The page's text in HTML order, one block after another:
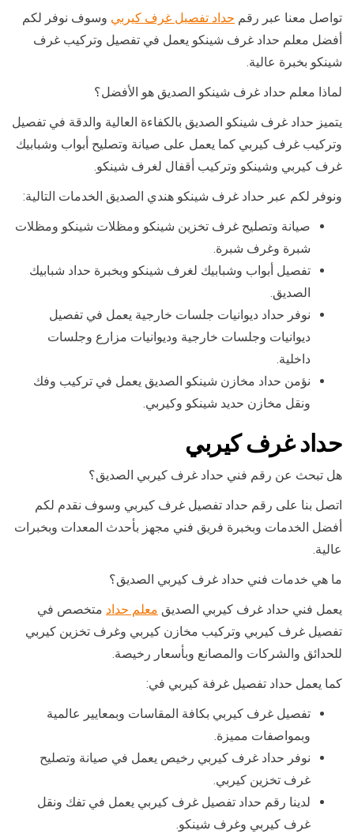
تواصل معنا عبر رقم حداد تفصيل غرف كيربي وسوف نوفر لكم
أفضل معلم حداد غرف شينكو يعمل في تفصيل وتركيب غرف
شينكو بخبرة عالية.
لماذا معلم حداد غرف شينكو الصديق هو الأفضل؟
يتميز حداد غرف شينكو الصديق بالكفاءة العالية والدقة في تفصيل
وتركيب غرف كيربي كما يعمل على صيانة وتصليح أبواب وشبابيك
غرف كيربي وشينكو وتركيب أقفال لغرف شينكو.
ونوفر لكم عبر حداد غرف شينكو هندي الصديق الخدمات التالية:
صيانة وتصليح غرف تخزين شينكو ومظلات شينكو ومظلات
شبرة وغرف شبرة.
تفصيل أبواب وشبابيك لغرف شينكو وبخبرة حداد شبابيك
الصديق.
نوفر حداد ديوانيات جلسات خارجية يعمل في تفصيل
ديوانيات وجلسات خارجية وديوانيات مزارع وجلسات
داخلية.
نؤمن حداد مخازن شينكو الصديق يعمل في تركيب وفك
ونقل مخازن حديد شينكو وكيربي.
حداد غرف كيربي
هل تبحث عن رقم فني حداد غرف كيربي الصديق؟
اتصل بنا على رقم حداد تفصيل غرف كيربي وسوف نقدم لكم
أفضل الخدمات وبخبرة فريق فني مجهز بأحدث المعدات وبخبرات
عالية.
ما هي خدمات فني حداد غرف كيربي الصديق؟
يعمل فني حداد غرف كيربي الصديق معلم حداد متخصص في
تفصيل غرف كيربي وتركيب مخازن كيربي وغرف تخزين كيربي
للحدائق والشركات والمصانع وبأسعار رخيصة.
كما يعمل حداد تفصيل غرفة كيربي في:
تفصيل غرف كيربي بكافة المقاسات وبمعايير عالمية
وبمواصفات مميزة.
نوفر حداد غرف كيربي رخيص يعمل في صيانة وتصليح
غرف تخزين كيربي.
لدينا رقم حداد تفصيل غرف كيربي يعمل في تفك ونقل
غرف كيربي وغرف شينكو.